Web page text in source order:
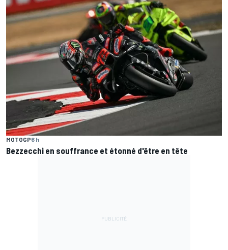
MOTOGP6 h
Bezzecchi en souffrance et étonné d'être en tête